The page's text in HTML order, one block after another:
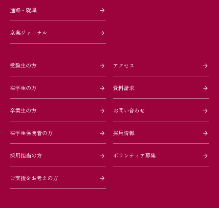
進路・就職
京薬ジャーナル
受験生の方
在学生の方
卒業生の方
在学生保護者の方
採用担当の方
ご支援をお考えの方
アクセス
資料請求
お問い合わせ
採用情報
ボランティア募集